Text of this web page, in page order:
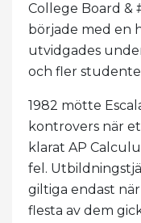
College Board &
började med en
utvidgades
och fler
1982 mötte
kontrovers när
klarat AP
fel.
giltiga endast
flesta av dem